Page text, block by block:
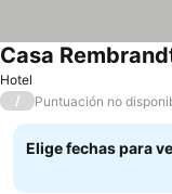
Hotel
Casa
/ Puntuación no
Elige fechas para